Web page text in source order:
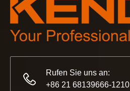
Rufen Sie uns an:
+86 21 68139666-1210